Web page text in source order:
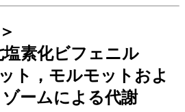
塩素化ビフェニル
ト，モルモットおよ
ームによる代謝